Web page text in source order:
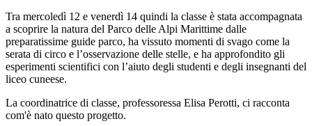
Tra mercoledì 12 e venerdì 14 quindi la classe è stata accompagnata
a scoprire la natura del Parco delle Alpi Marittime dalle
preparatissime guide parco, ha vissuto momenti di svago come la
serata di circo e l’osservazione delle stelle, e ha approfondito gli
esperimenti scientifici con l’aiuto degli studenti e degli insegnanti del
liceo cuneese.
La coordinatrice di classe, professoressa Elisa Perotti, ci racconta
com'è nato questo progetto.